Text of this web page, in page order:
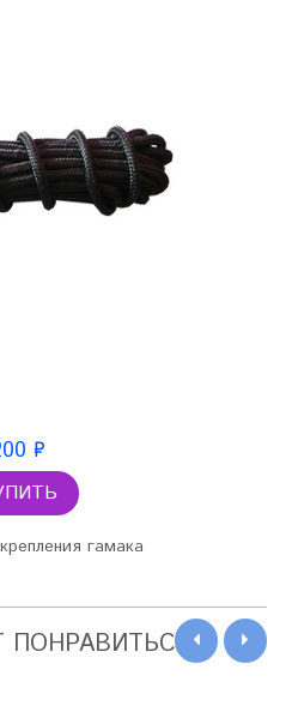
₽
гамака